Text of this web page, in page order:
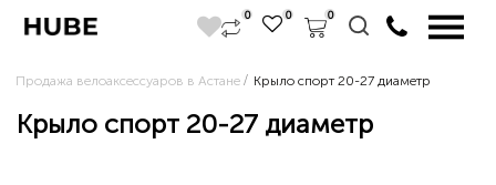
0 0 0
Продажа велоаксессуаров в Астане Крыло спорт 20-27 диаметр
Крыло спорт 20-27 диаметр